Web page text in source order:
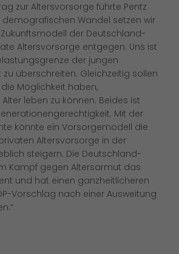
zur Altersvorsorge führte Pentz
demografischen Wandel setzen wir
der Deutschland-
Altersvorsorge entgegen. Uns ist
der jungen
überschreiten. Gleichzeitig sollen
Möglichkeit haben,
leben zu können. Beides ist
Mit der
könnte ein Vorsorgemodell die
Altersvorsorge in der
steigern. Die Deutschland-
Kampf gegen Altersarmut das
und hat einen ganzheitlicheren
Vorschlag nach einer Ausweitung